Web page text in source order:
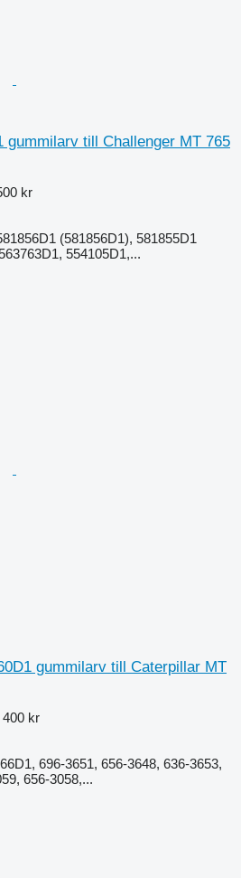
gummilarv till Challenger MT 765
kr
(581856D1), 581855D1
554105D1,...
gummilarv till Caterpillar MT
400 kr
696-3651, 656-3648, 636-3653,
656-3058,...